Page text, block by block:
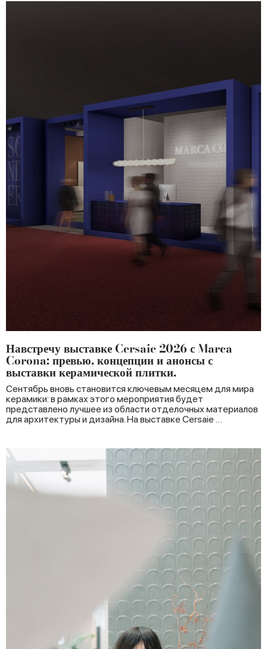
Навстречу выставке Cersaie 2026 с Marca
Corona: превью, концепции и анонсы с
выставки керамической плитки.
Сентябрь вновь становится ключевым месяцем для мира
керамики: в рамках этого мероприятия будет
представлено лучшее из области отделочных материалов
для архитектуры и дизайна. На выставке Cersaie …